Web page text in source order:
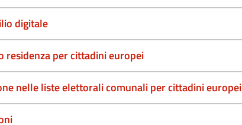
digitale
residenza per cittadini europei
nelle liste elettorali comunali per cittadini europei